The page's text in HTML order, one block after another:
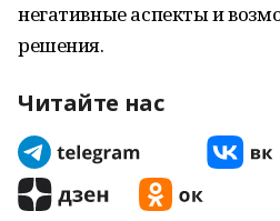
негативные аспекты и
решения.
Читайте нас